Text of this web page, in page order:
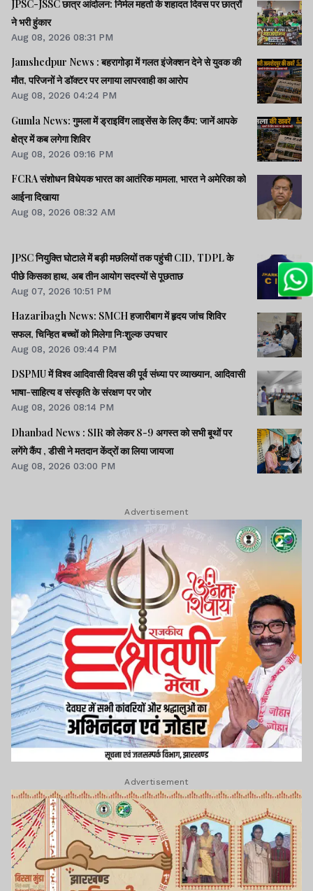
JPSC-JSSC छात्र आंदोलन: निर्मल महतो के शहादत दिवस पर छात्रों
ने भरी हुंकार
Aug 08, 2026 08:31 PM
Jamshedpur News : बहरागोड़ा में गलत इंजेक्शन देने से युवक की
मौत, परिजनों ने डॉक्टर पर लगाया लापरवाही का आरोप
Aug 08, 2026 04:24 PM
Gumla News: गुमला में ड्राइविंग लाइसेंस के लिए कैंप: जानें आपके
क्षेत्र में कब लगेगा शिविर
Aug 08, 2026 09:16 PM
FCRA संशोधन विधेयक भारत का आतंरिक मामला, भारत ने अमेरिका को
आईना दिखाया
Aug 08, 2026 08:32 AM
JPSC नियुक्ति घोटाले में बड़ी मछलियों तक पहुंची CID, TDPL के
पीछे किसका हाथ, अब तीन आयोग सदस्यों से पूछताछ
Aug 07, 2026 10:51 PM
Hazaribagh News: SMCH हजारीबाग में हृदय जांच शिविर
सफल, चिन्हित बच्चों को मिलेगा निःशुल्क उपचार
Aug 08, 2026 09:44 PM
DSPMU में विश्व आदिवासी दिवस की पूर्व संध्या पर व्याख्यान, आदिवासी
भाषा-साहित्य व संस्कृति के संरक्षण पर जोर
Aug 08, 2026 08:14 PM
Dhanbad News : SIR को लेकर 8-9 अगस्त को सभी बूथों पर
लगेंगे कैंप , डीसी ने मतदान केंद्रों का लिया जायजा
Aug 08, 2026 03:00 PM
Advertisement
Advertisement